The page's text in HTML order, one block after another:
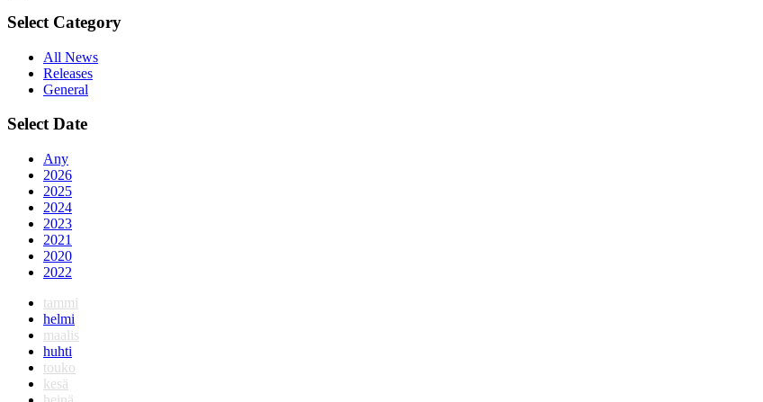
Select Category
All News
Releases
General
Select Date
Any
2026
2025
2024
2023
2021
2020
2022
tammi
helmi
maalis
huhti
touko
kesä